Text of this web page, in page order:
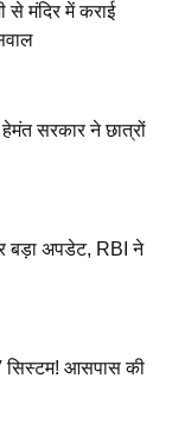
से मंदिर में कराई
सरकार ने छात्रों
बड़ा अपडेट, RBI ने
सिस्टम! आसपास की